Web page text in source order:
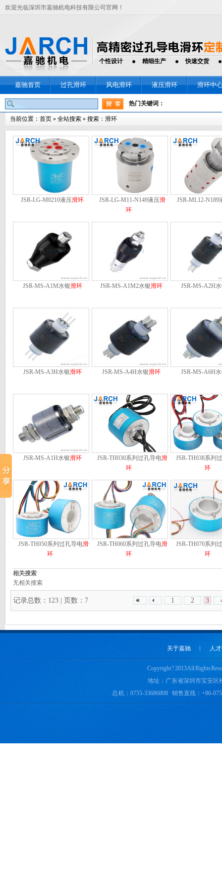
欢迎光临深圳市嘉驰机电科技有限公司官网！
个性设计 精细生产 快速交货
嘉驰首页 过孔滑环 风电滑环 液压滑环 滑环中
热门关键词：
当前位置： 首页 » 全站搜索 » 搜索：滑环
JSR-LG-M0210液压滑环 JSR-LG-M11-N149液压滑
环
JSR-ML12-N189
JSR-MS-A1M水银滑环 JSR-MS-A1M2水银滑环 JSR-MS-A2H
JSR-MS-A3H水银滑环 JSR-MS-A4H水银滑环 JSR-MS-A6H
JSR-MS-A1H水银滑环 JSR-TH030系列过孔导电滑
环
JSR-TH038系列
环
JSR-TH050系列过孔导电滑
环
JSR-TH060系列过孔导电滑
环
JSR-TH070系列
环
相关搜索
无相关搜索
记录总数：123 | 页数：7 1 2 3
关于嘉驰 ︱ 人
Copyright ? 2013 All Rights
地址：广东省深圳市宝安区
总 机：0755-33686808 销售直线：+86-